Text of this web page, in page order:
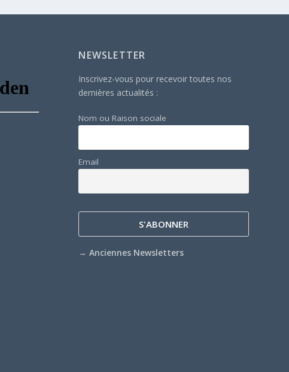
NEWSLETTER
Inscrivez-vous pour recevoir toutes nos
dernières actualités :
Nom ou Raison sociale
Email
→Anciennes Newsletters